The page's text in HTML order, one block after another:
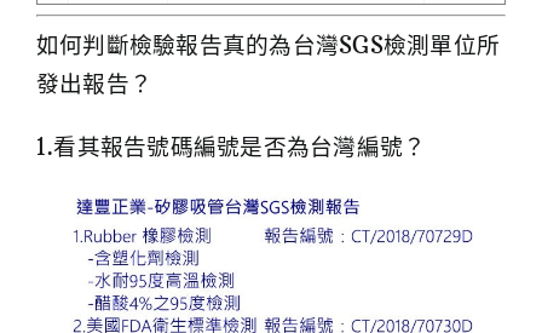
如何判斷檢驗報告真的為台灣SGS檢測單位所
發出報告？
1.看其報告號碼編號是否為台灣編號？